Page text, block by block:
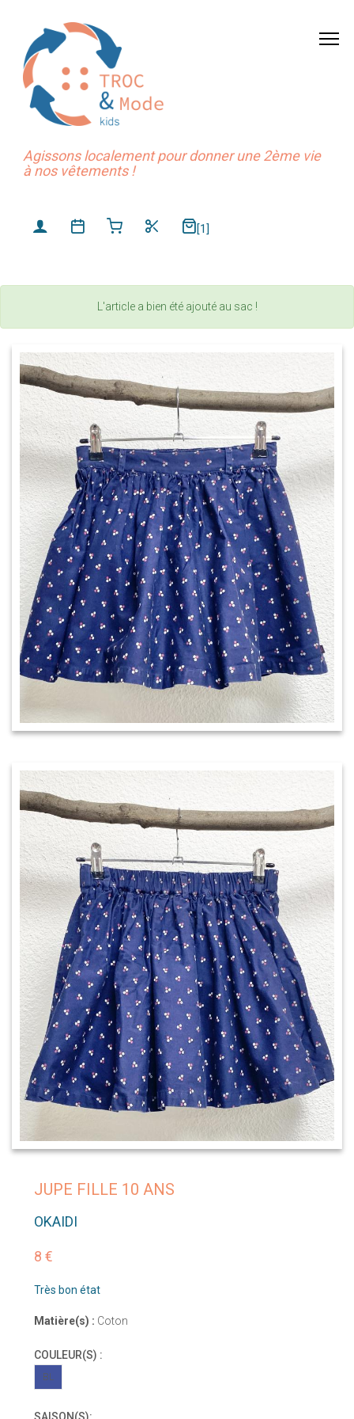
Agissons localement pour donner une 2ème vie
à nos vêtements !
[1]
L'article a bien été ajouté au sac !
JUPE FILLE 10 ANS
OKAIDI
8 €
Très bon état
Matière(s) : Coton
COULEUR(S) :
BL